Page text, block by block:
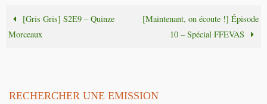
[Gris Gris] S2E9 – Quinze
Morceaux
[Maintenant, on écoute !] Épisode
10 – Spécial FFEVAS
RECHERCHER UNE EMISSION